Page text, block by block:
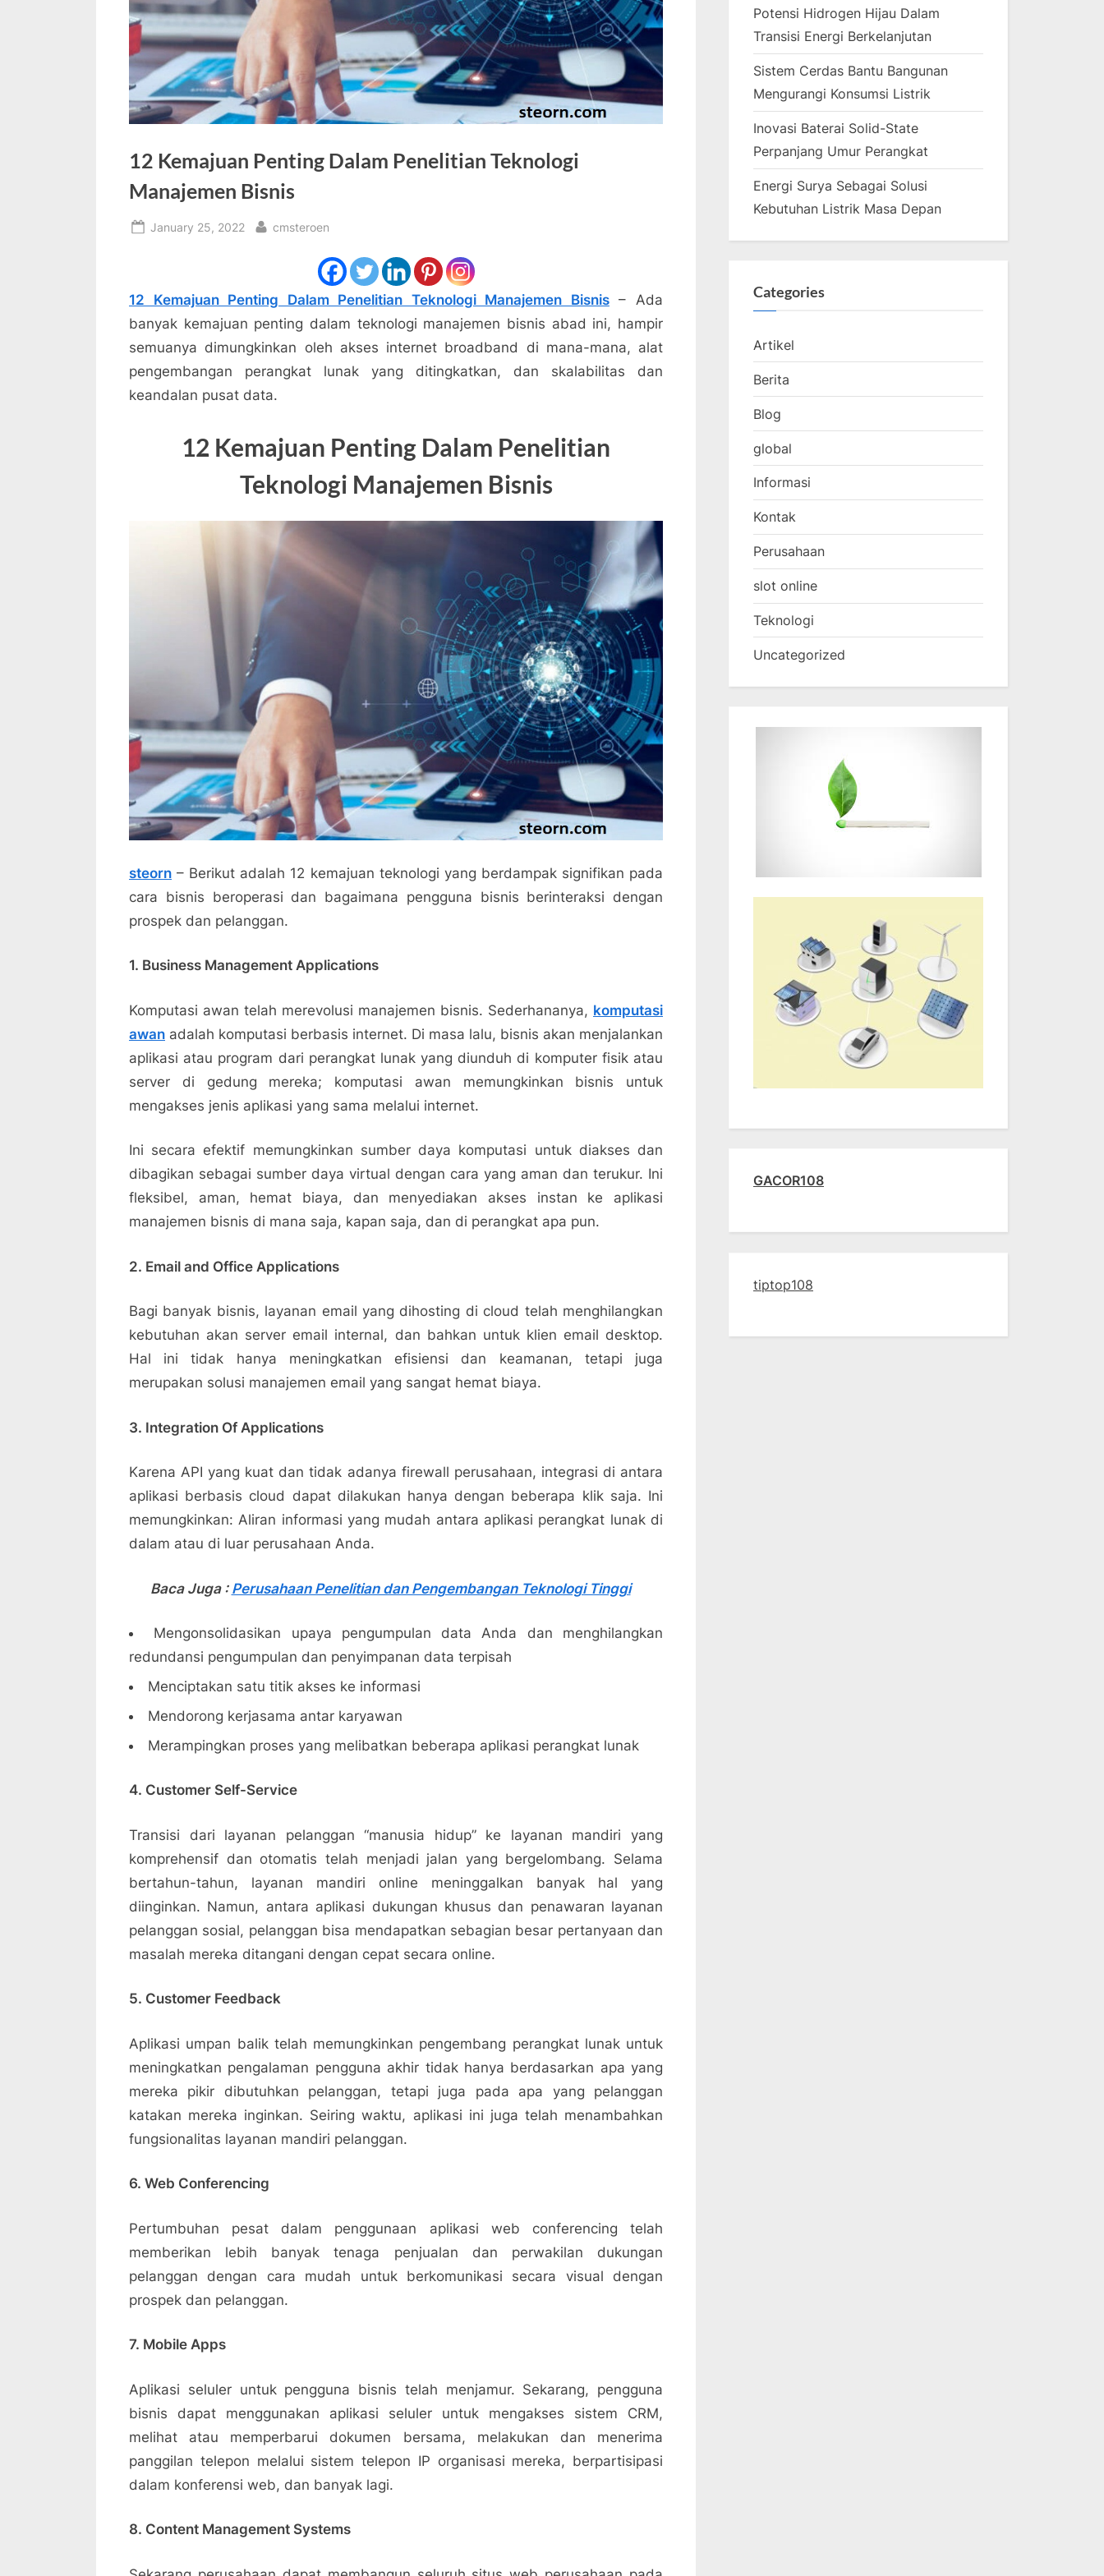
12 Kemajuan Penting Dalam Penelitian Teknologi
Manajemen Bisnis
Posted
January 25, 2022 By
cmsteroen
12 Kemajuan Penting Dalam Penelitian Teknologi Manajemen Bisnis– Ada
banyak kemajuan penting dalam teknologi manajemen bisnis abad ini, hampir
semuanya dimungkinkan oleh akses internet broadband di mana-mana, alat
pengembangan perangkat lunak yang ditingkatkan, dan skalabilitas dan
keandalan pusat data.
12 Kemajuan Penting Dalam Penelitian
Teknologi Manajemen Bisnis
steorn – Berikut adalah 12 kemajuan teknologi yang berdampak signifikan pada
cara bisnis beroperasi dan bagaimana pengguna bisnis berinteraksi dengan
prospek dan pelanggan.
1. Business Management Applications
Komputasi awan telah merevolusi manajemen bisnis. Sederhananya, komputasi
awan adalah komputasi berbasis internet. Di masa lalu, bisnis akan menjalankan
aplikasi atau program dari perangkat lunak yang diunduh di komputer fisik atau
server di gedung mereka; komputasi awan memungkinkan bisnis untuk
mengakses jenis aplikasi yang sama melalui internet.
Ini secara efektif memungkinkan sumber daya komputasi untuk diakses dan
dibagikan sebagai sumber daya virtual dengan cara yang aman dan terukur. Ini
fleksibel, aman, hemat biaya, dan menyediakan akses instan ke aplikasi
manajemen bisnis di mana saja, kapan saja, dan di perangkat apa pun.
2. Email and Office Applications
Bagi banyak bisnis, layanan email yang dihosting di cloud telah menghilangkan
kebutuhan akan server email internal, dan bahkan untuk klien email desktop.
Hal ini tidak hanya meningkatkan efisiensi dan keamanan, tetapi juga
merupakan solusi manajemen email yang sangat hemat biaya.
3. Integration Of Applications
Karena API yang kuat dan tidak adanya firewall perusahaan, integrasi di antara
aplikasi berbasis cloud dapat dilakukan hanya dengan beberapa klik saja. Ini
memungkinkan: Aliran informasi yang mudah antara aplikasi perangkat lunak di
dalam atau di luar perusahaan Anda.
Baca Juga : Perusahaan Penelitian dan Pengembangan Teknologi Tinggi
Mengonsolidasikan upaya pengumpulan data Anda dan menghilangkan
redundansi pengumpulan dan penyimpanan data terpisah
Menciptakan satu titik akses ke informasi
Mendorong kerjasama antar karyawan
Merampingkan proses yang melibatkan beberapa aplikasi perangkat lunak
4. Customer Self-Service
Transisi dari layanan pelanggan “manusia hidup” ke layanan mandiri yang
komprehensif dan otomatis telah menjadi jalan yang bergelombang. Selama
bertahun-tahun, layanan mandiri online meninggalkan banyak hal yang
diinginkan. Namun, antara aplikasi dukungan khusus dan penawaran layanan
pelanggan sosial, pelanggan bisa mendapatkan sebagian besar pertanyaan dan
masalah mereka ditangani dengan cepat secara online.
5. Customer Feedback
Aplikasi umpan balik telah memungkinkan pengembang perangkat lunak untuk
meningkatkan pengalaman pengguna akhir tidak hanya berdasarkan apa yang
mereka pikir dibutuhkan pelanggan, tetapi juga pada apa yang pelanggan
katakan mereka inginkan. Seiring waktu, aplikasi ini juga telah menambahkan
fungsionalitas layanan mandiri pelanggan.
6. Web Conferencing
Pertumbuhan pesat dalam penggunaan aplikasi web conferencing telah
memberikan lebih banyak tenaga penjualan dan perwakilan dukungan
pelanggan dengan cara mudah untuk berkomunikasi secara visual dengan
prospek dan pelanggan.
7. Mobile Apps
Aplikasi seluler untuk pengguna bisnis telah menjamur. Sekarang, pengguna
bisnis dapat menggunakan aplikasi seluler untuk mengakses sistem CRM,
melihat atau memperbarui dokumen bersama, melakukan dan menerima
panggilan telepon melalui sistem telepon IP organisasi mereka, berpartisipasi
dalam konferensi web, dan banyak lagi.
8. Content Management Systems
Potensi Hidrogen Hijau Dalam
Transisi Energi Berkelanjutan
Sistem Cerdas Bantu Bangunan
Mengurangi Konsumsi Listrik
Inovasi Baterai Solid-State
Perpanjang Umur Perangkat
Energi Surya Sebagai Solusi
Kebutuhan Listrik Masa Depan
Categories
Artikel
Berita
Blog
global
Informasi
Kontak
Perusahaan
slot online
Teknologi
Uncategorized
GACOR108
tiptop108